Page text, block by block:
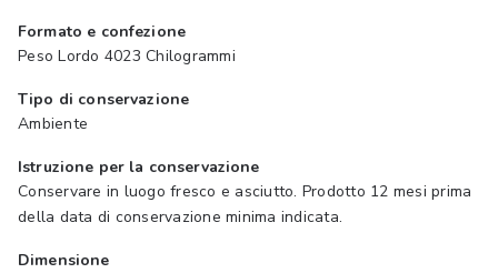
Formato e confezione
Peso Lordo 4023 Chilogrammi
Tipo di conservazione
Ambiente
Istruzione per la conservazione
Conservare in luogo fresco e asciutto. Prodotto 12 mesi prima
della data di conservazione minima indicata.
Dimensione